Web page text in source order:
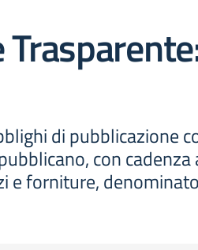
di pubblicazione
con
e forniture,